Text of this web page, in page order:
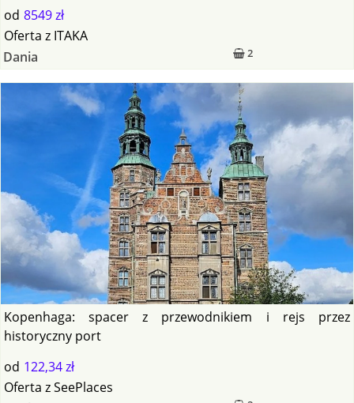
od 8549 zł
2
Oferta z ITAKA
Dania
Kopenhaga: spacer z przewodnikiem i rejs przez
historyczny port
od 122,34 zł
Oferta zSeePlaces